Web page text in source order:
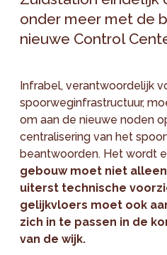
onder meer met de
nieuwe Control
Infrabel, verantwoordelijk
spoorweginfrastructuur,
om aan de nieuwe noden
centralisering van het
beantwoorden. Het wordt
gebouw moet niet
uiterst technische
gelijkvloers moet ook
zich in te passen in de
van de wijk.